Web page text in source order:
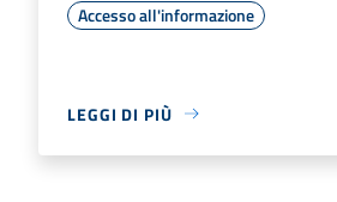
Accesso all'informazione
LEGGI DI PIÙ